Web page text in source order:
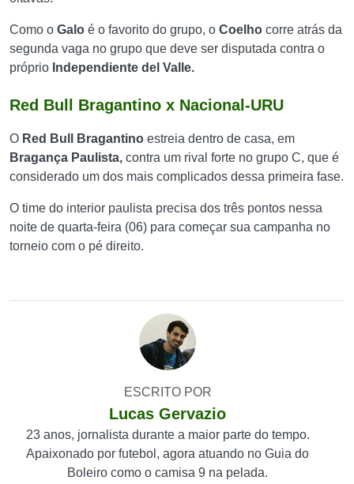
Como o Galo é o favorito do grupo, o Coelho corre atrás da
segunda vaga no grupo que deve ser disputada contra o
próprio Independiente del Valle.
Red Bull Bragantino x Nacional-URU
O Red Bull Bragantino estreia dentro de casa, em
Bragança Paulista, contra um rival forte no grupo C, que é
considerado um dos mais complicados dessa primeira fase.
O time do interior paulista precisa dos três pontos nessa
noite de quarta-feira (06) para começar sua campanha no
torneio com o pé direito.
ESCRITO POR
Lucas Gervazio
23 anos, jornalista durante a maior parte do tempo.
Apaixonado por futebol, agora atuando no Guia do
Boleiro como o camisa 9 na pelada.